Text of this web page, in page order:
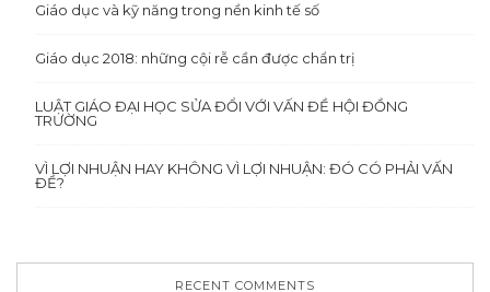
Giáo dục và kỹ năng trong nền kinh tế số
Giáo dục 2018: những cội rễ cần được chẩn trị
LUẬT GIÁO ĐẠI HỌC SỬA ĐỔI VỚI VẤN ĐỀ HỘI ĐỒNG
TRƯỜNG
VÌ LỢI NHUẬN HAY KHÔNG VÌ LỢI NHUẬN: ĐÓ CÓ PHẢI VẤN
ĐỀ?
RECENT COMMENTS